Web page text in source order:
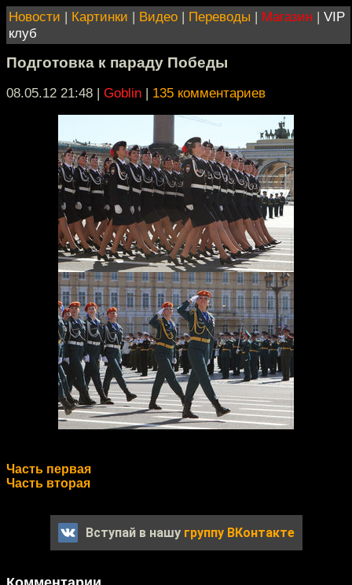
Новости | Картинки | Видео | Переводы | Магазин | VIP
клуб
Подготовка к параду Победы
08.05.12 21:48 | Goblin | 135 комментариев
Часть первая
Часть вторая
Вступай в нашу группу ВКонтакте